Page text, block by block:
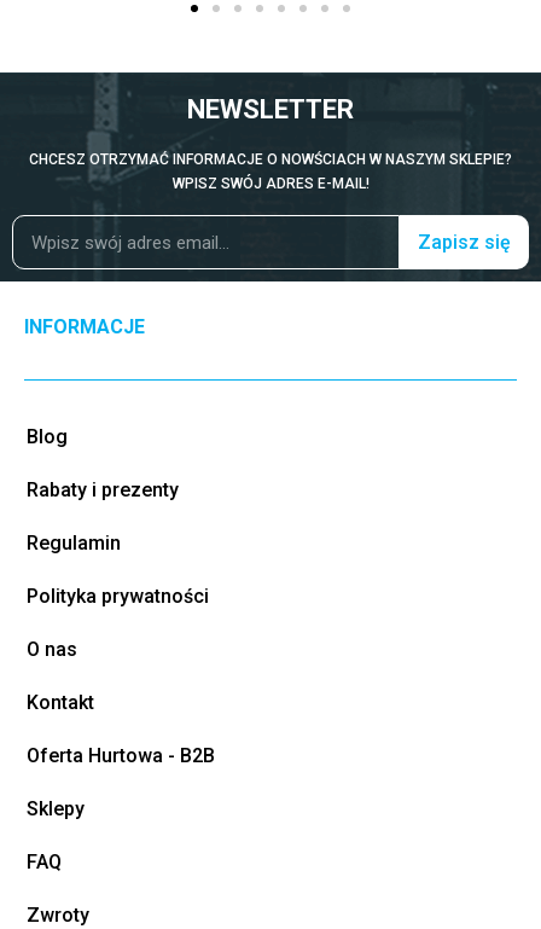
NEWSLETTER
CHCESZ OTRZYMAĆ INFORMACJE O NOWŚCIACH W NASZYM SKLEPIE?
WPISZ SWÓJ ADRES E-MAIL!
Zapisz się
INFORMACJE
Blog
Rabaty i prezenty
Regulamin
Polityka prywatności
O nas
Kontakt
Oferta Hurtowa - B2B
Sklepy
FAQ
Zwroty